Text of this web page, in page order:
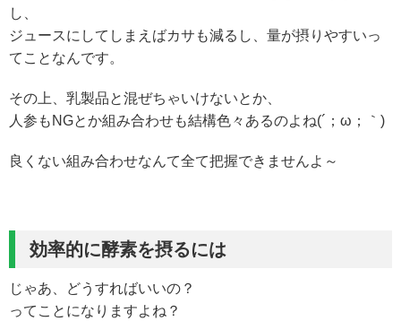
し、
ジュースにしてしまえばカサも減るし、量が摂りやすいっ
てことなんです。
その上、乳製品と混ぜちゃいけないとか、
人参もNGとか組み合わせも結構色々あるのよね(´；ω；｀)
良くない組み合わせなんて全て把握できませんよ～
効率的に酵素を摂るには
じゃあ、どうすればいいの？
ってことになりますよね？